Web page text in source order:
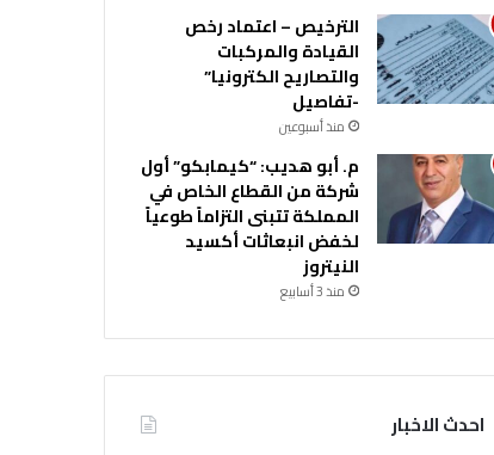
الترخيص – اعتماد رخص
القيادة والمركبات
والتصاريح الكترونيا”
-تفاصيل
منذ أسبوعين
م. أبو هديب: “كيمابكو” أول
شركة من القطاع الخاص في
المملكة تتبنى التزاماً طوعياً
لخفض انبعاثات أكسيد
النيتروز
منذ 3 أسابيع
احدث الاخبار